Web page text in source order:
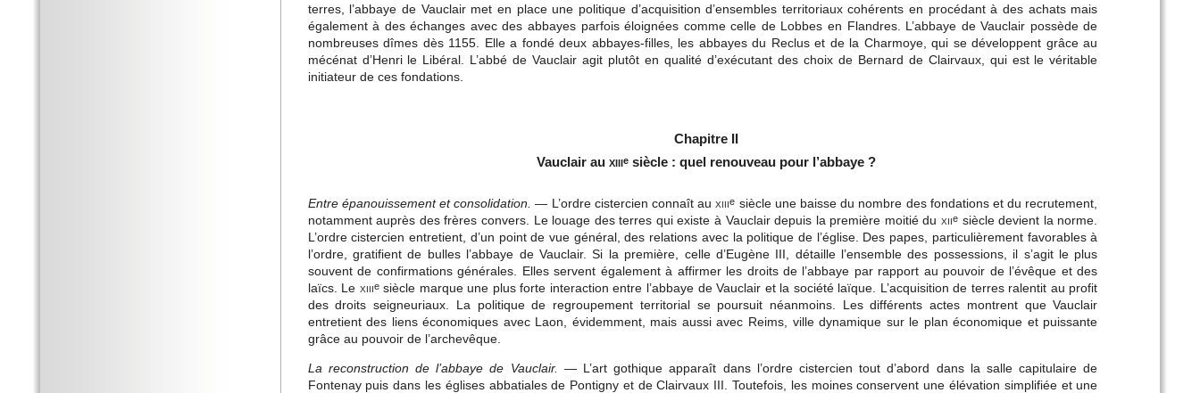
terres, l’abbaye de Vauclair met en place une politique d’acquisition d’ensembles territoriaux cohérents en procédant à des achats mais
également à des échanges avec des abbayes parfois éloignées comme celle de Lobbes en Flandres. L’abbaye de Vauclair possède de
nombreuses dîmes dès 1155. Elle a fondé deux abbayes-filles, les abbayes du Reclus et de la Charmoye, qui se développent grâce au
mécénat d’Henri le Libéral. L’abbé de Vauclair agit plutôt en qualité d’exécutant des choix de Bernard de Clairvaux, qui est le véritable
initiateur de ces fondations.
Chapitre II
Vauclair au xiiiesiècle : quel renouveau pour l’abbaye ?
Entre épanouissement et consolidation. — L’ordre cistercien connaît auxiiie siècle une baisse du nombre des fondations et du recrutement,
notamment auprès des frères convers. Le louage des terres qui existe à Vauclair depuis la première moitié duxiie siècle devient la norme.
L’ordre cistercien entretient, d’un point de vue général, des relations avec la politique de l’église. Des papes, particulièrement favorables à
l’ordre, gratifient de bulles l’abbaye de Vauclair. Si la première, celle d’Eugène III, détaille l’ensemble des possessions, il s’agit le plus
souvent de confirmations générales. Elles servent également à affirmer les droits de l’abbaye par rapport au pouvoir de l’évêque et des
laïcs. Le xiiiesiècle marque une plus forte interaction entre l’abbaye de Vauclair et la société laïque. L’acquisition de terres ralentit au profit
des droits seigneuriaux. La politique de regroupement territorial se poursuit néanmoins. Les différents actes montrent que Vauclair
entretient des liens économiques avec Laon, évidemment, mais aussi avec Reims, ville dynamique sur le plan économique et puissante
grâce au pouvoir de l’archevêque.
La reconstruction de l’abbaye de Vauclair.
— L’art gothique apparaît dans l’ordre cistercien tout d’abord dans la salle capitulaire de
Fontenay puis dans les églises abbatiales de Pontigny et de Clairvaux III. Toutefois, les moines conservent une élévation simplifiée et une